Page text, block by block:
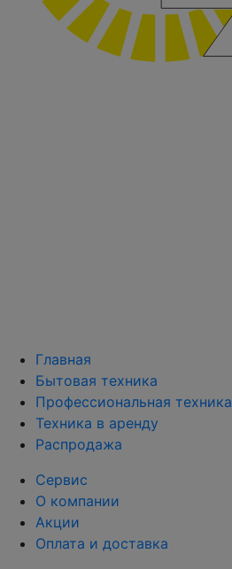
Главная
Бытовая техника
Профессиональная техника
Техника в аренду
Распродажа
Сервис
О компании
Акции
Оплата и доставка